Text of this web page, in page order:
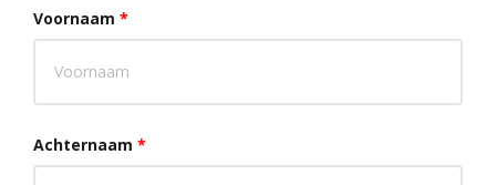
Voornaam *
Achternaam *